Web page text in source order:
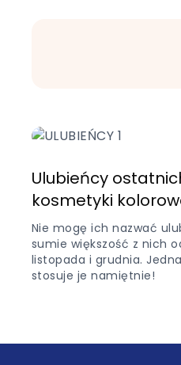
Ulubieńcy
kosmetyki
Nie mogę ich nazwać
sumie większość z nich
listopada i grudnia.
stosuje je namiętnie!